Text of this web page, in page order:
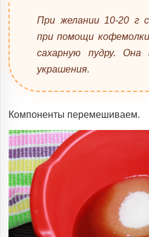
При желании 10-20 г
при помощи
сахарную пудру. Она
украшения.
Компоненты перемешиваем.